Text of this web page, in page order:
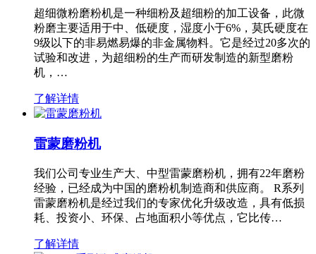
超细微粉磨粉机是一种细粉及超细粉的加工设备，此微
粉磨主要适用于中、低硬度，湿度小于6%，莫氏硬度在
9级以下的非易燃易爆的非金属物料。它是经过20多次的
试验和改进，为超细粉的生产而研发制造的新型磨粉
机，…
了解详情
雷蒙磨粉机
我们公司专业生产大、中型雷蒙磨粉机，拥有22年磨粉
经验，已经成为中国的磨粉机制造商和供应商。 R系列
雷蒙磨粉机是经过我们的专家优化升级改造，具有低损
耗、投资小、环保、占地面积小等优点，它比传…
了解详情